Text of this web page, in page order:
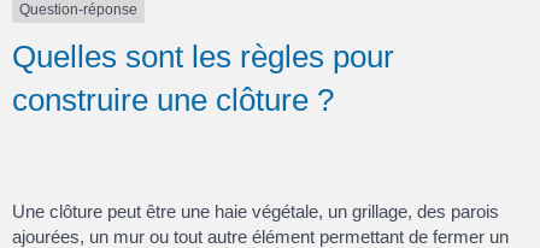
Question-réponse
Quelles sont les règles pour
construire une clôture ?
Une clôture peut être une haie végétale, un grillage, des parois
ajourées, un mur ou tout autre élément permettant de fermer un